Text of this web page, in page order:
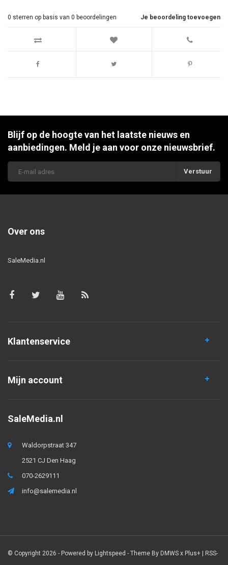
Je beoordeling toevoegen
0 sterren op basis van 0 beoordelingen
Blijf op de hoogte van het laatste nieuws en
aanbiedingen. Meld je aan voor onze nieuwsbrief.
Verstuur
Over ons
SaleMedia.nl
Klantenservice
Mijn account
SaleMedia.nl
Waldorpstraat 347
2521 CJ Den Haag
070-2629111
info@salemedia.nl
© Copyright 2026 - Powered by Lightspeed - Theme By DMWS x Plus+ RSS-